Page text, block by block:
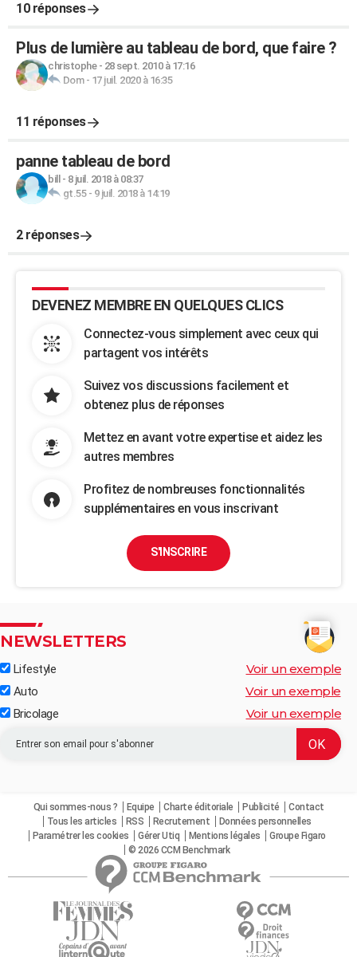
10 réponses
Plus de lumière au tableau de bord, que faire ?
christophe- 28 sept. 2010 à 17:16
Dom- 17 juil. 2020 à 16:35
11 réponses
panne tableau de bord
bill - 8 juil. 2018 à 08:37
gt.55- 9 juil. 2018 à 14:19
2 réponses
DEVENEZ MEMBRE EN QUELQUES CLICS
Connectez-vous simplement avec ceux qui
partagent vos intérêts
Suivez vos discussions facilement et
obtenez plus de réponses
Mettez en avant votre expertise et aidez les
autres membres
Profitez de nombreuses fonctionnalités
supplémentaires en vous inscrivant
S'INSCRIRE
NEWSLETTERS
Lifestyle Voir un exemple
Auto Voir un exemple
Bricolage Voir un exemple
Qui sommes-nous ? Equipe Charte éditoriale Publicité
Contact
Tous les articles
RSS Recrutement
Données personnelles
Paramétrer les cookies
Gérer Utiq Mentions légales
Groupe Figaro
© 2026 CCM Benchmark